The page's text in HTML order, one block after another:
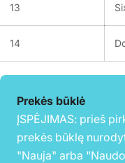
13
14
Prekės būklė
ĮSPĖJIMAS: prieš
prekės būklę
"Nauja" arba